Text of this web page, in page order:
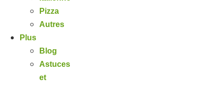
Pizza
Autres
Plus
Blog
Astuces
et